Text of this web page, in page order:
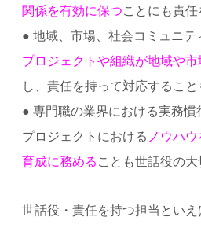
関係を有効に保つことにも責任
● 地域、市場、社会コミュニテ
プロジェクトや組織が地域や
し、責任を持って対応すること
● 専門職の業界における実務慣
プロジェクトにおける ノウハ
育成に務める ことも世話役の大
世話役・責任を持つ担当とい